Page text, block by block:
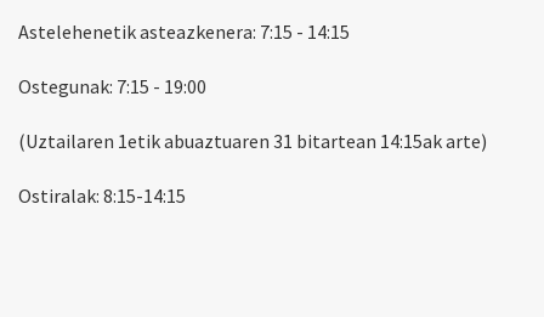
Astelehenetik asteazkenera: 7:15 - 14:15
Ostegunak: 7:15 - 19:00
(Uztailaren 1etik abuaztuaren 31 bitartean 14:15ak arte)
Ostiralak: 8:15-14:15